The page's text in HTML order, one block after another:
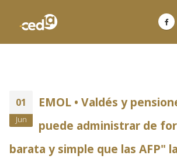
01
Jun
EMOL • Valdés y
puede administrar de
barata y simple que las AFP"